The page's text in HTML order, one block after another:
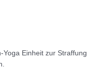
Yoga Einheit zur Straffung